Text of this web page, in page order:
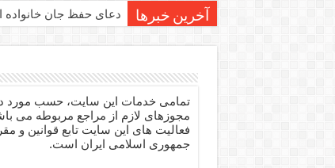
آخرین خبرها دعای حفظ جان خانواده
دعا برای عاشق شدن
دعای حفظ جان عزیزان
انواع ذکرهای الهی و
دعای روزی و رفع فقر
تمامی خدمات این سایت، حسب مورد
مجوزهای لازم از مراجع مربوطه می
فعالیت های این سایت تابع قوانین و
جمهوری اسلامی ایران است.